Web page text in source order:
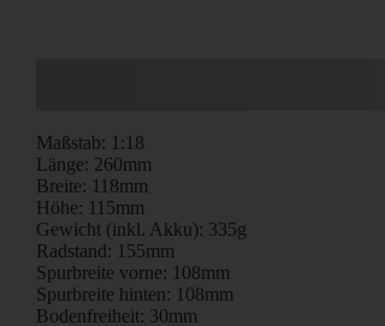
Maßstab: 1:18
Länge: 260mm
Breite: 118mm
Höhe: 115mm
Gewicht (inkl. Akku): 335g
Radstand: 155mm
Spurbreite vorne: 108mm
Spurbreite hinten: 108mm
Bodenfreiheit: 30mm